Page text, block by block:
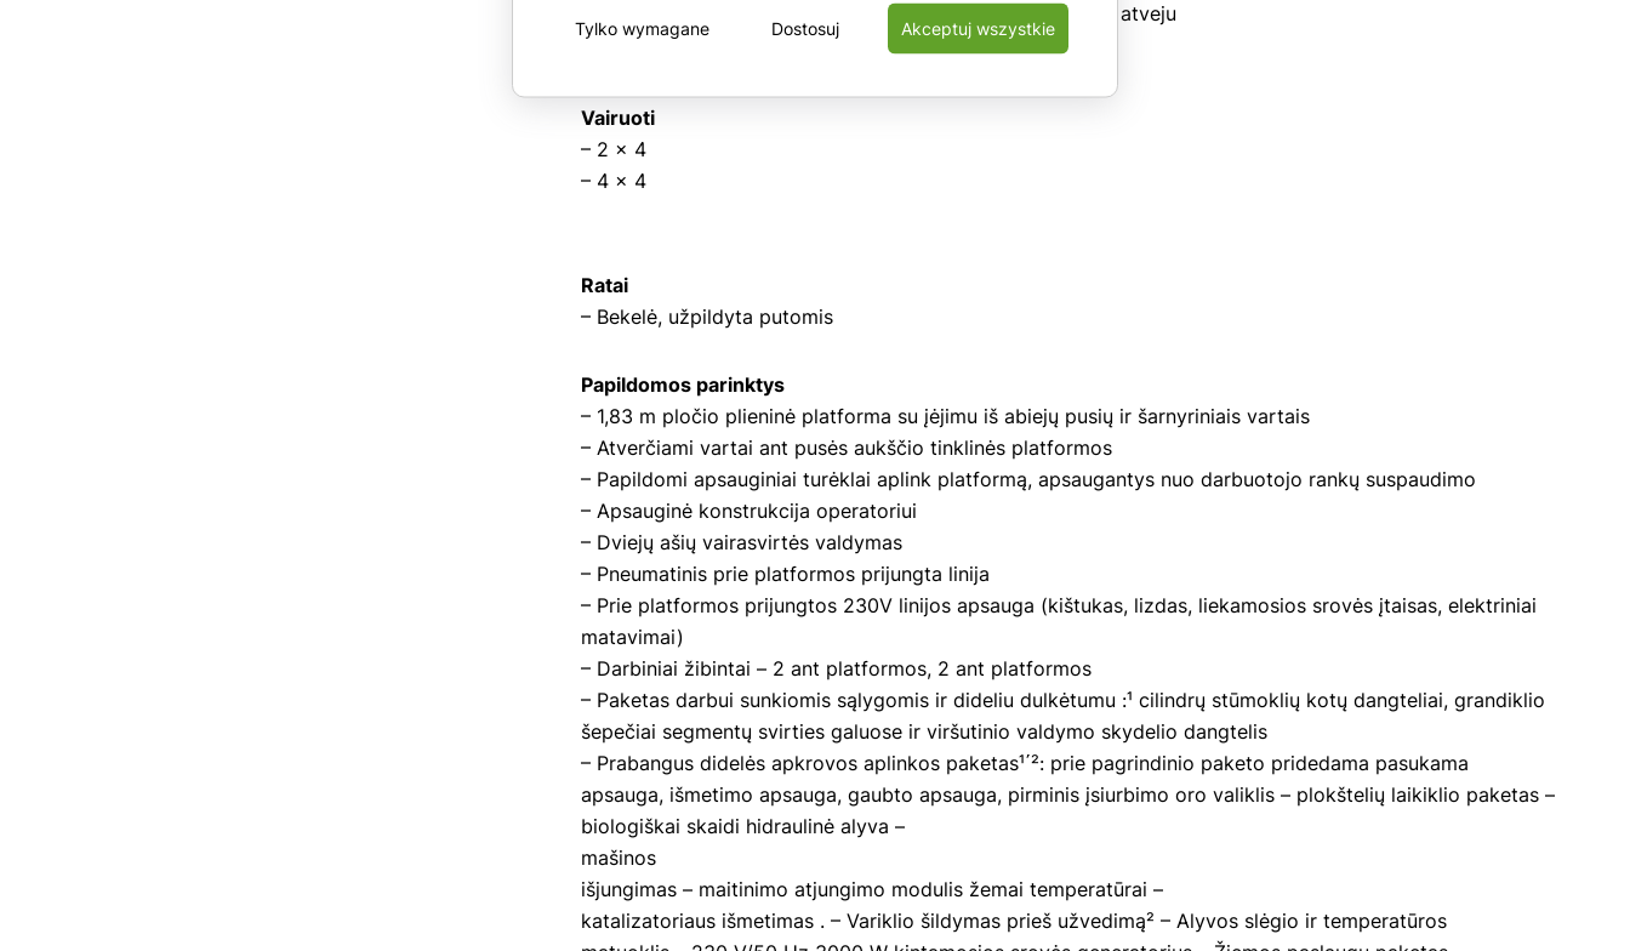
– Automatinis mašinos funkcijų išjungimas variklio gedimo atveju
Vairuoti
– 2 x 4
– 4 x 4
Ratai
– Bekelė, užpildyta putomis
Papildomos parinktys
– 1,83 m pločio plieninė platforma su įėjimu iš abiejų pusių ir šarnyriniais vartais
– Atverčiami vartai ant pusės aukščio tinklinės platformos
– Papildomi apsauginiai turėklai aplink platformą, apsaugantys nuo darbuotojo rankų suspaudimo
– Apsauginė konstrukcija operatoriui
– Dviejų ašių vairasvirtės valdymas
– Pneumatinis prie platformos prijungta linija
– Prie platformos prijungtos 230V linijos apsauga (kištukas, lizdas, liekamosios srovės įtaisas, elektriniai
matavimai)
– Darbiniai žibintai – 2 ant platformos, 2 ant platformos
– Paketas darbui sunkiomis sąlygomis ir dideliu dulkėtumu :¹ cilindrų stūmoklių kotų dangteliai, grandiklio
šepečiai segmentų svirties galuose ir viršutinio valdymo skydelio dangtelis
– Prabangus didelės apkrovos aplinkos paketas¹΄²: prie pagrindinio paketo pridedama pasukama
apsauga, išmetimo apsauga, gaubto apsauga, pirminis įsiurbimo oro valiklis – plokštelių laikiklio paketas –
biologiškai skaidi hidraulinė alyva –
mašinos
išjungimas – maitinimo atjungimo modulis žemai temperatūrai –
katalizatoriaus išmetimas . – Variklio šildymas prieš užvedimą² – Alyvos slėgio ir temperatūros
Dostosuj
Tylko wymagane Akceptuj wszystkie